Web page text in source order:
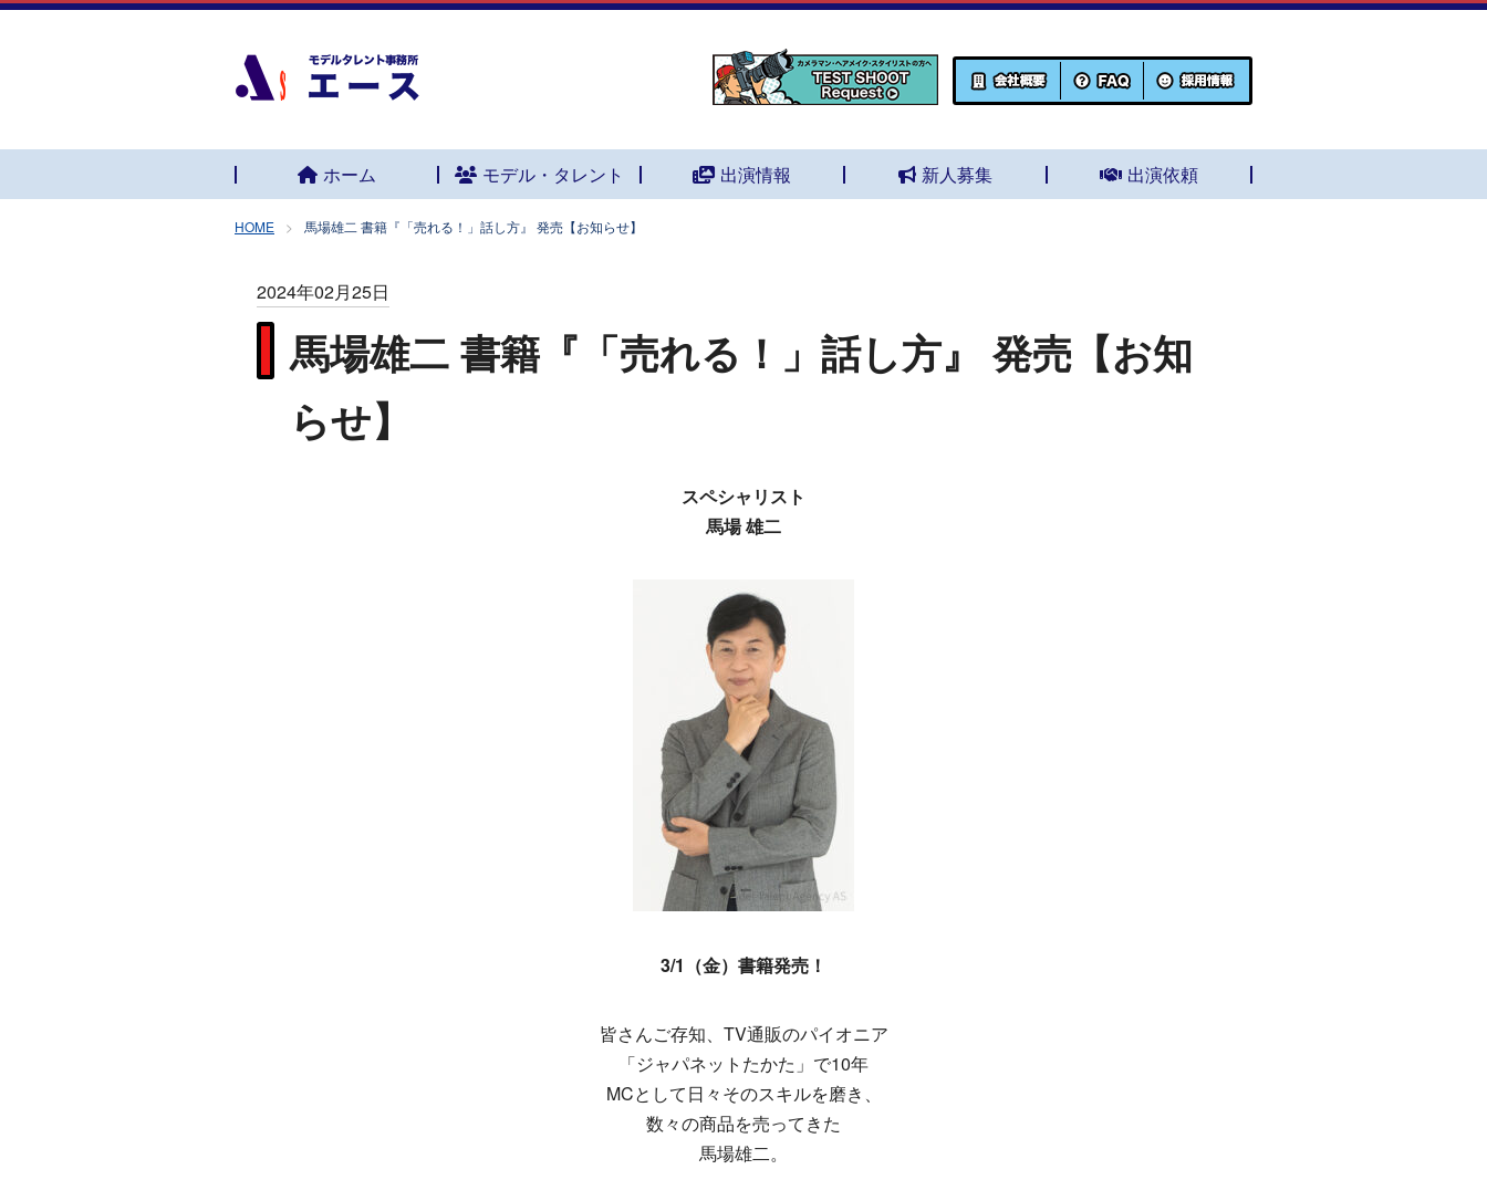
ホーム モデル・タレント 出演情報 新人募集 出演依頼
HOME 馬場雄二 書籍『「売れる！」話し方』 発売【お知らせ】
2024年02月25日
馬場雄二 書籍『「売れる！」話し方』 発売【お知
らせ】
スペシャリスト
馬場 雄二
3/1（金）書籍発売！
皆さんご存知、TV通販のパイオニア
「ジャパネットたかた」で10年
MCとして日々そのスキルを磨き、
数々の商品を売ってきた
馬場雄二。